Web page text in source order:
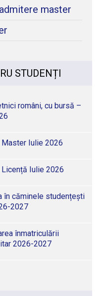
master
STUDENȚI
români, cu bursă –
Iulie 2026
Iulie 2026
în căminele studențești
2027
înmatriculării
2026-2027